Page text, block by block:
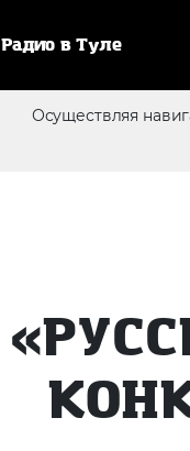
Радио в Туле
Осуществляя
Кликни по
станции и